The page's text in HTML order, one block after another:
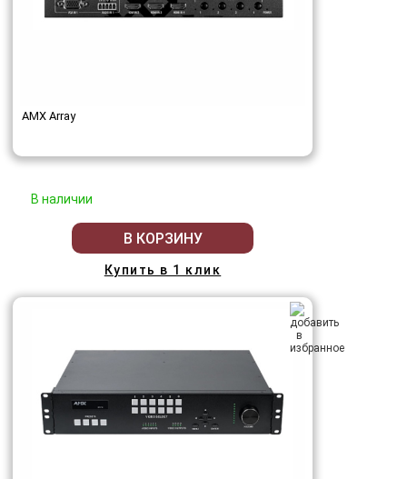
AMX Array
В наличии
В КОРЗИНУ
Купить в 1 клик